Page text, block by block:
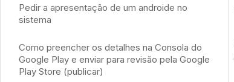
Pedir a apresentação de um androide no
sistema
Como preencher os detalhes na Consola do
Google Play e enviar para revisão pela Google
Play Store (publicar)